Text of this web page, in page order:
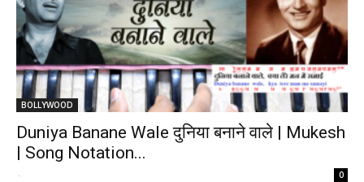
BOLLYWOOD
Duniya Banane Wale दुनिया बनाने वाले | Mukesh
| Song Notation...
- 0